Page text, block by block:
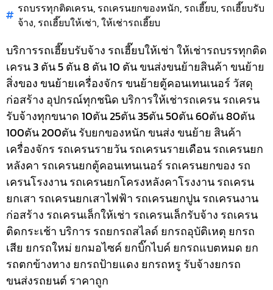
รถบรรทุกติดเครน, รถเครนยกของหนัก, รถเฮี๊ยบ, รถเฮี๊ยบรับ
จ้าง, รถเฮี๊ยบให้เช่า,ให้เช่ารถเฮี๊ยบ
บริการรถเฮี๊ยบรับจ้าง รถเฮี๊ยบให้เช่า ให้เช่ารถบรรทุกติด
เครน 3 ตัน 5 ตัน 8 ตัน 10 ตัน ขนส่งขนย้ายสินค้า ขนย้าย
สิ่งของ ขนย้ายเครื่องจักร ขนย้ายตู้คอนเทนเนอร์ วัสดุ
ก่อสร้าง อุปกรณ์ทุกชนิดบริการให้เช่ารถเครน รถเครน
รับจ้างทุกขนาด 10ตัน 25ตัน 35ตัน 50ตัน 60ตัน 80ตัน
100ตัน 200ตัน รับยกของหนัก ขนส่ง ขนย้าย สินค้า
เครื่องจักร รถเครนรายวัน รถเครนรายเดือน รถเครนยก
หลังคา รถเครนยกตู้คอนเทนเนอร์ รถเครนยกของ รถ
เครนโรงงาน รถเครนยกโครงหลังคาโรงงาน รถเครน
ยกเสา รถเครนยกเสาไฟฟ้า รถเครนยกปูน รถเครนงาน
ก่อสร้าง รถเครนเล็กให้เช่า รถเครนเล็กรับจ้าง รถเครน
ติดกระเช้าบริการ รถยกรถสไลด์ ยกรถอุบัติเหตุ ยกรถ
เสีย ยกรถใหม่ ยกมอไซค์ ยกบิ๊กไบค์ ยกรถแบตหมด ยก
รถตกข้างทาง ยกรถป้ายแดง ยกรถหรู รับจ้างยกรถ
ขนส่งรถยนต์ ราคาถูก